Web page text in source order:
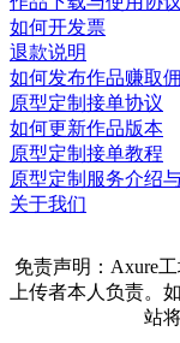
如何开发票
退款说明
如何发布作品赚取
原型定制接单协议
如何更新作品版本
原型定制接单教程
原型定制服务介绍
关于我们
免责声明：Axure
上传者本人负责。
站